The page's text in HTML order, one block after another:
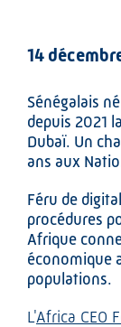
14
Sénégalais
depuis 2021
Dubaï. Un
ans aux
Féru de
procédures
Afrique
économique
populations.
L'Africa CEO